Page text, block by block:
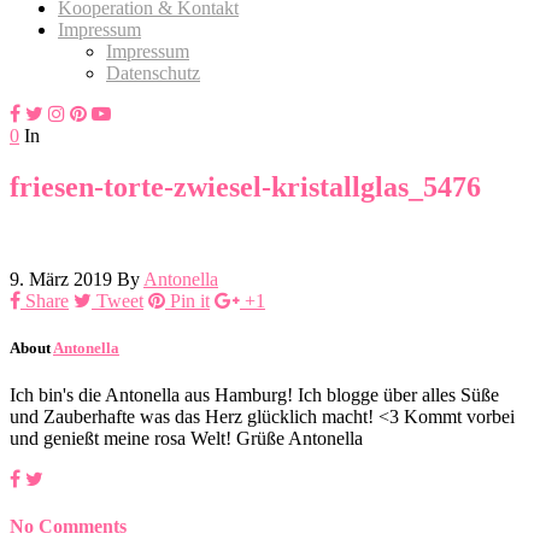
Kooperation & Kontakt
Impressum
Impressum
Datenschutz
0 In
friesen-torte-zwiesel-kristallglas_5476
9. März 2019 By Antonella
Share
Tweet Pin it +1
About Antonella
Ich bin's die Antonella aus Hamburg! Ich blogge über alles Süße
und Zauberhafte was das Herz glücklich macht! <3 Kommt vorbei
und genießt meine rosa Welt! Grüße Antonella
No Comments